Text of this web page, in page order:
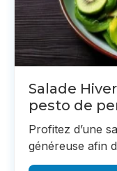
Salade
pesto de
Profitez d’une
généreuse afin